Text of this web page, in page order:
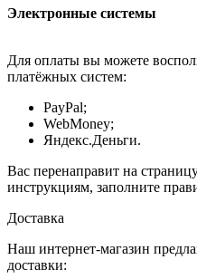
Электронные системы
Для оплаты вы можете
платёжных систем:
PayPal;
WebMoney;
Яндекс.Деньги.
Вас перенаправит на
инструкциям, заполните
Доставка
Наш интернет-магазин
доставки: